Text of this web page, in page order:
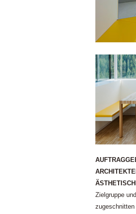
Zielgruppe